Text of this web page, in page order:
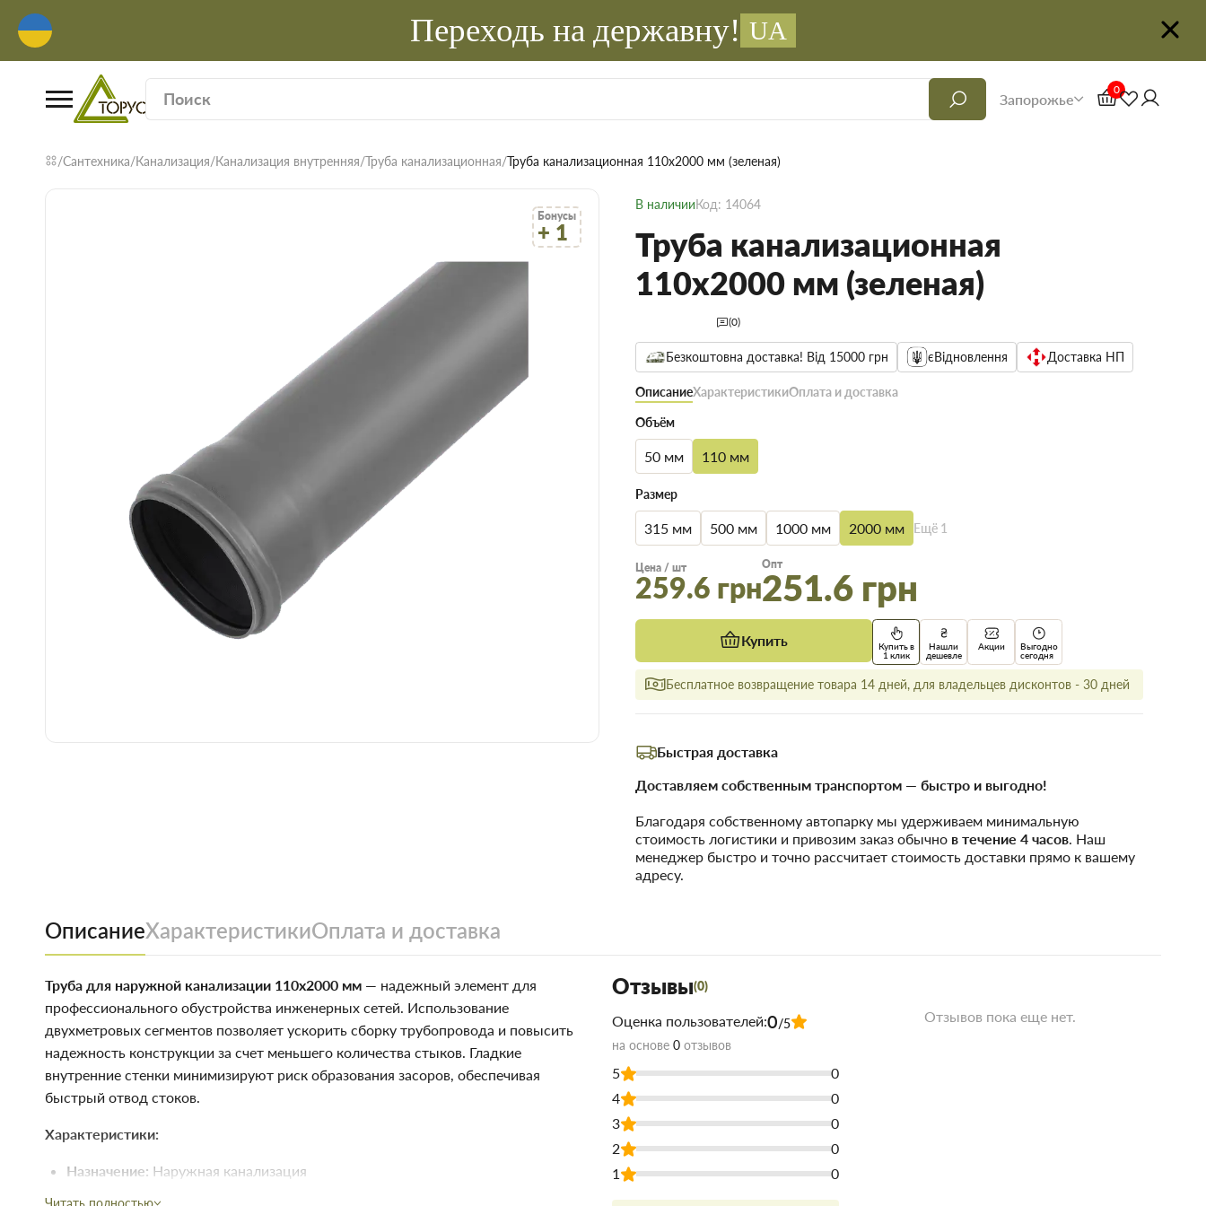
Переходь на державну! UA
Запорожье
0
Сантехника Канализация Канализация внутренняя Труба канализационная Труба канализационная 110х2000 мм (зеленая)
Бонусы
+ 1
В наличииКод: 14064
Труба канализационная
110х2000 мм (зеленая)
(0)
Безкоштовна доставка! Від 15000 грн єВідновлення Доставка НП
ОписаниеХарактеристикиОплата и доставка
Объём
50 мм 110 мм
Размер
315 мм 500 мм 1000 мм 2000 мм Ещё 1
Цена / шт
259.6 грн
Опт
251.6 грн
Купить
Купить в
1 клик
Нашли
дешевле
Акции
Выгодно
сегодня
Бесплатное возвращение товара 14 дней, для владельцев дисконтов - 30 дней
Быстрая доставка
Доставляем собственным транспортом — быстро и выгодно!
Благодаря собственному автопарку мы удерживаем минимальную
стоимость логистики и привозим заказ обычно в течение 4 часов. Наш
менеджер быстро и точно рассчитает стоимость доставки прямо к вашему
адресу.
ОписаниеХарактеристикиОплата и доставка
Труба для наружной канализации 110х2000 мм — надежный элемент для
профессионального обустройства инженерных сетей. Использование
двухметровых сегментов позволяет ускорить сборку трубопровода и повысить
надежность конструкции за счет меньшего количества стыков. Гладкие
внутренние стенки минимизируют риск образования засоров, обеспечивая
быстрый отвод стоков.
Характеристики:
Назначение: Наружная канализация
Читать полностью
Отзывы(0)
Оценка пользователей:0/5
на основе 0 отзывов
5
0
4
0
3
0
2
0
1
0
Отзывов пока еще нет.